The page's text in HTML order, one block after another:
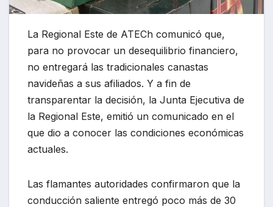
La Regional Este de ATECh comunicó que,
para no provocar un desequilibrio financiero,
no entregará las tradicionales canastas
navideñas a sus afiliados. Y a fin de
transparentar la decisión, la Junta Ejecutiva de
la Regional Este, emitió un comunicado en el
que dio a conocer las condiciones económicas
actuales.
Las flamantes autoridades confirmaron que la
conducción saliente entregó poco más de 30